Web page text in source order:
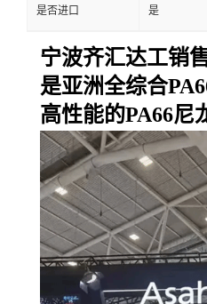
是否进口 是
宁波齐汇达工销
是亚洲全综合
高性能的PA66尼